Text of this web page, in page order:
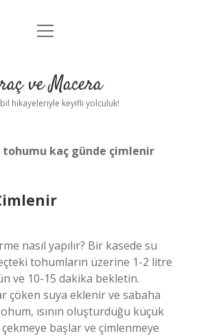
Anasayfa
Yasal Uyarı
menüyü
ve Macera
hikayeleriyle keyifli yolculuk!
tohumu kaç günde çimlenir
nasıl yapılır? Bir kasede su
tohumların üzerine 1-2 litre
ve 10-15 dakika bekletin.
çöken suya eklenir ve sabaha
ısının oluşturduğu küçük
başlar ve çimlenmeye